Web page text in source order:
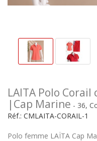
LAITA Polo
|Cap Marine - 36,
Réf.: CMLAITA-CORAIL-1
Polo femme LAÏTA Cap